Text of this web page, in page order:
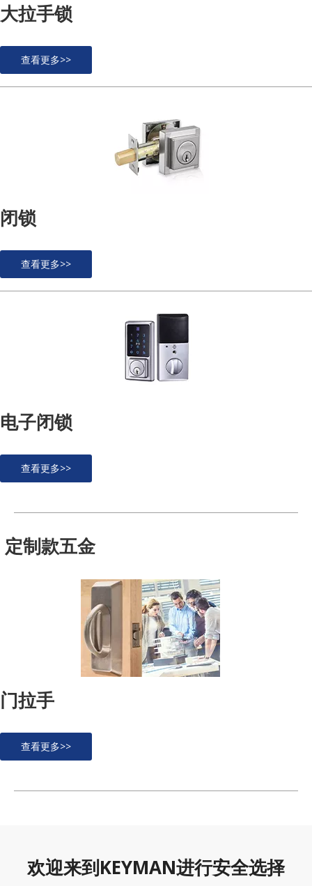
大拉手锁
查看更多>>
闭锁
查看更多>>
电子闭锁
查看更多>>
定制款五金
门拉手
查看更多>>
欢迎来到KEYMAN进行安全选择